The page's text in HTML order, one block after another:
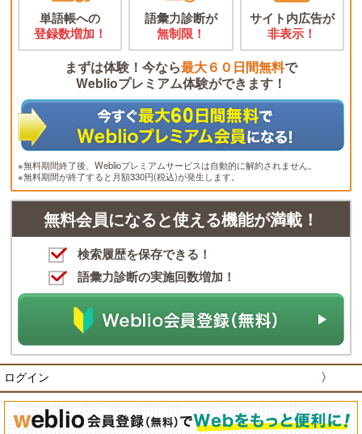
単語帳への
登録数増加！
語彙力診断が
無制限！
サイト内広告が
非表示！
まずは体験！今なら最大６０日間無料で
Weblioプレミアム体験ができます！
※無料期間終了後、Weblioプレミアムサービスは自動的に解約されません。
※無料期間が終了すると月額330円(税込)が発生します。
無料会員になると使える機能が満載！
検索履歴を保存できる！
語彙力診断の実施回数増加！
ログイン 〉